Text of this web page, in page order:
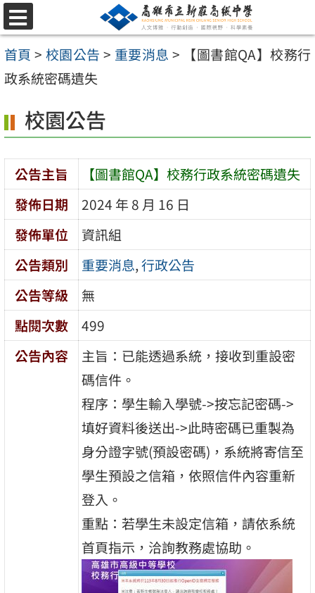
跳
至
主
要
容
區
選
單
首頁 > 校園公告 > 重要消息 >
【圖書館QA】校務行
政系統密碼遺失
校園公告
公告主旨
【圖書館QA】校務行政系統密碼遺失
發佈日期
2024 年 8 月 16 日
發佈單位
資訊組
公告類別
重要消息,行政公告
公告等級
無
點閱次數
499
公告內容
主旨：已能透過系統，接收到重設密
碼信件。
程序：學生輸入學號->按忘記密碼->
填好資料後送出->此時密碼已重製為
身分證字號(預設密碼)，系統將寄信至
學生預設之信箱，依照信件內容重新
登入。
重點：若學生未設定信箱，請依系統
首頁指示，洽詢教務處協助。